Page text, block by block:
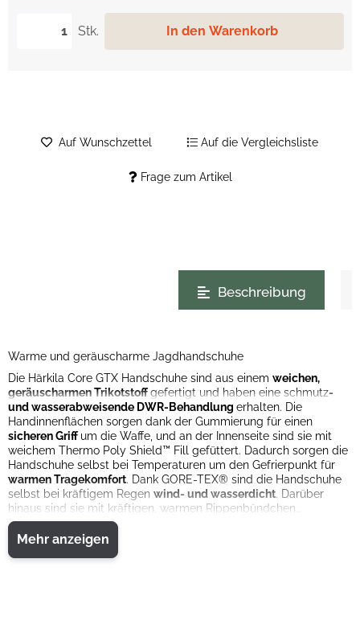
Stk. In den Warenkorb
Frage zum Artikel
Auf Wunschzettel Auf die Vergleichsliste
Beschreibung
Warme und geräuscharme Jagdhandschuhe
Die Härkila Core GTX Handschuhe sind aus einem weichen,
geräuscharmen Trikotstoffgefertigt und haben eine schmutz-
und wasserabweisende DWR-Behandlung erhalten. Die
Handinnenflächen sorgen dank der Gummierung für einen
sicheren Griff um die Waffe, und an der Innenseite sind sie mit
weichem Thermo Poly Shield™ Fill gefüttert. Dadurch sorgen die
Handschuhe selbst bei Temperaturen um den Gefrierpunkt für
warmen Tragekomfort. Dank GORE-TEX® sind die Handschuhe
selbst bei kräftigem Regen wind- und wasserdicht. Darüber
hinaus sind sie mit kräftigen, warmen Rippenbündchen
ausgestattet, sodass sie sich eng um das Handgelenk legen und
die Wärme halten.
• Gebürstete, geräuscharme Oberfläche
• Innenliegende Rippenbündchen für perfekte Passform und
Mehr anzeigen